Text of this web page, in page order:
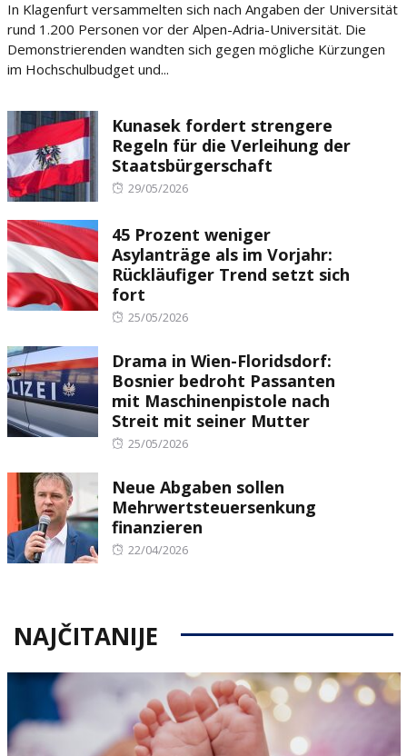
In Klagenfurt versammelten sich nach Angaben der Universität
rund 1.200 Personen vor der Alpen-Adria-Universität. Die
Demonstrierenden wandten sich gegen mögliche Kürzungen
im Hochschulbudget und...
Kunasek fordert strengere
Regeln für die Verleihung der
Staatsbürgerschaft
Posted
29/05/2026
45 Prozent weniger
Asylanträge als im Vorjahr:
Rückläufiger Trend setzt sich
fort
Posted
25/05/2026
Drama in Wien-Floridsdorf:
Bosnier bedroht Passanten
mit Maschinenpistole nach
Streit mit seiner Mutter
Posted
25/05/2026
Neue Abgaben sollen
Mehrwertsteuersenkung
finanzieren
Posted
22/04/2026
NAJČITANIJE